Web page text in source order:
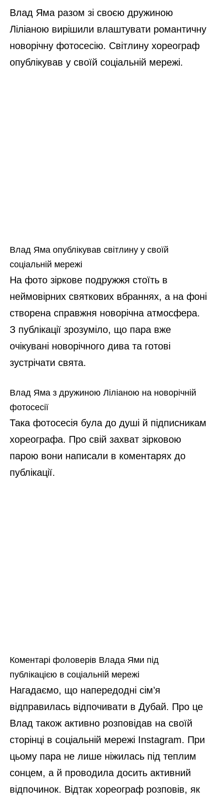
Влад Яма разом зі своєю дружиною
Ліліаною вирішили влаштувати романтичну
новорічну фотосесію. Світлину хореограф
опублікував у своїй соціальній мережі.
Влад Яма опублікував світлину у своїй
соціальній мережі
На фото зіркове подружжя стоїть в
неймовірних святкових вбраннях, а на фоні
створена справжня новорічна атмосфера.
З публікації зрозуміло, що пара вже
очікувані новорічного дива та готові
зустрічати свята.
Влад Яма з дружиною Ліліаною на новорічній
фотосесії
Така фотосесія була до душі й підписникам
хореографа. Про свій захват зірковою
парою вони написали в коментарях до
публікації.
Коментарі фоловерів Влада Ями під
публікацією в соціальній мережі
Нагадаємо, що напередодні сім’я
відправилась відпочивати в Дубай. Про це
Влад також активно розповідав на своїй
сторінці в соціальній мережі Instagram. При
цьому пара не лише ніжилась під теплим
сонцем, а й проводила досить активний
відпочинок. Відтак хореограф розповів, як